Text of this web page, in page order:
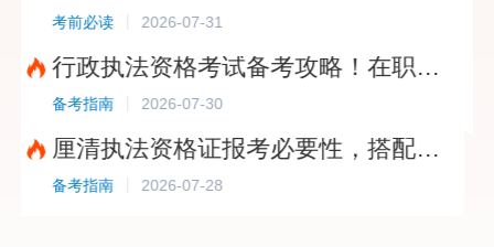
前必读 2026-07-31
行政执法资格考试备考攻略！在职考生这样学更稳妥?
考指南 2026-07-30
厘清执法资格证报考必要性，搭配免费题库稳步备考?
考指南 2026-07-28